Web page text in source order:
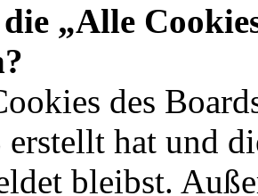
„Alle
des
hat und
bleibst.